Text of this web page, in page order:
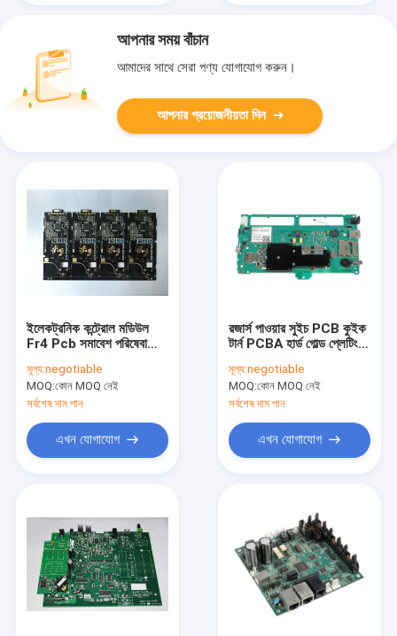
আপনার সময় বাঁচান
আমাদের সাথে সেরা পণ্য যোগাযোগ করুন।
আপনার প্রয়োজনীয়তা দিন
ইলেকট্রনিক কন্ট্রোল মডিউল
Fr4 Pcb সমাবেশ পরিষেবা
মূল্য:negotiable
MOQ:কোন MOQ নেই
সর্বশেষ দাম পান
এখন যোগাযোগ
রজার্স পাওয়ার সুইচ PCB কুইক
টার্ন PCBA হার্ড গোল্ড প্লেটিং
মূল্য:negotiable
MOQ:কোন MOQ নেই
সর্বশেষ দাম পান
এখন যোগাযোগ